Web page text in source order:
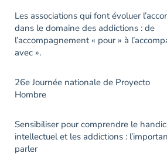
Les associations qui font évoluer
dans le domaine des addictions : de
l’accompagnement « pour » à
avec ».
26e Journée nationale de Proyecto
Hombre
Sensibiliser pour comprendre le
intellectuel et les addictions :
parler